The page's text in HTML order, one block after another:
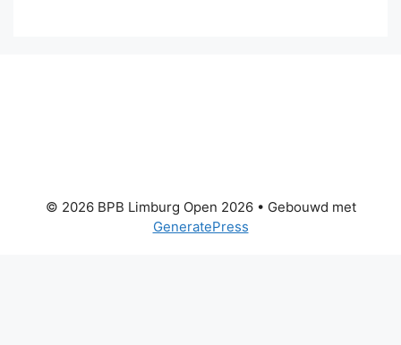
© 2026 BPB Limburg Open 2026• Gebouwd met
GeneratePress